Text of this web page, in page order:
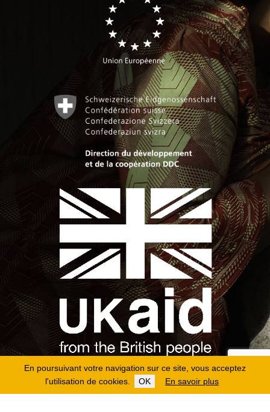
En poursuivant votre navigation sur ce site, vous acceptez
l'utilisation de cookies.
OK En savoir plus